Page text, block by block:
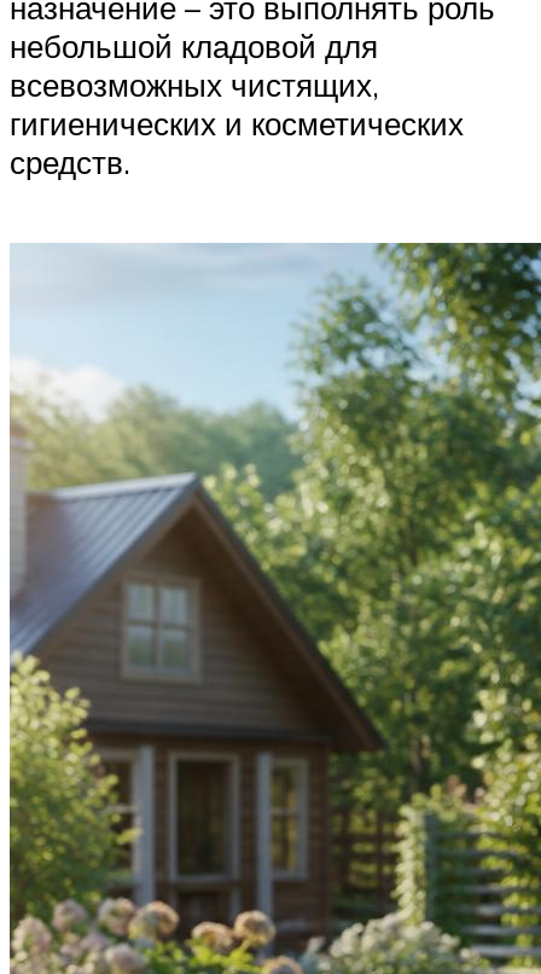
небольшой кладовой для
всевозможных чистящих,
гигиенических и косметических
средств.